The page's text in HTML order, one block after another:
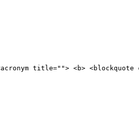
title=""> <b> <blockquote